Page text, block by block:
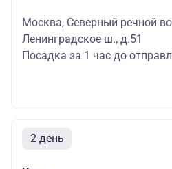
Москва, Северный речной
Ленинградское ш., д.51
Посадка за 1 час до
2 день